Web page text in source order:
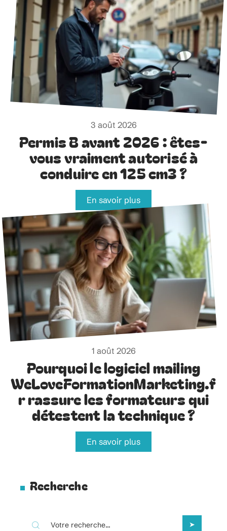
3 août 2026
Permis B avant 2026 : êtes-
vous vraiment autorisé à
conduire en 125 cm3 ?
En savoir plus
1 août 2026
Pourquoi le logiciel mailing
WeLoveFormationMarketing.f
r rassure les formateurs qui
détestent la technique ?
En savoir plus
Recherche